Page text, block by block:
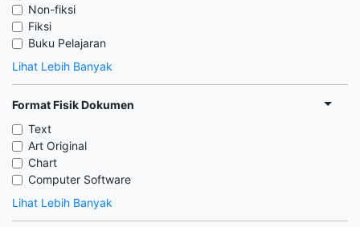
Non-fiksi
Fiksi
Buku Pelajaran
Lihat Lebih Banyak
Format Fisik Dokumen
Text
Art Original
Chart
Computer Software
Lihat Lebih Banyak